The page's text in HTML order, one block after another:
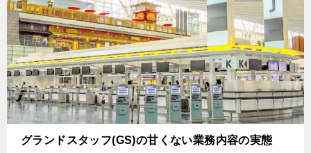
グランドスタッフ(GS)の甘くない業務内容の実態